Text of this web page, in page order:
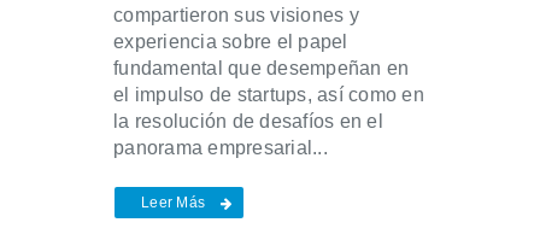
compartieron sus visiones y
experiencia sobre el papel
fundamental que desempeñan en
el impulso de startups, así como en
la resolución de desafíos en el
panorama empresarial...
Leer Más